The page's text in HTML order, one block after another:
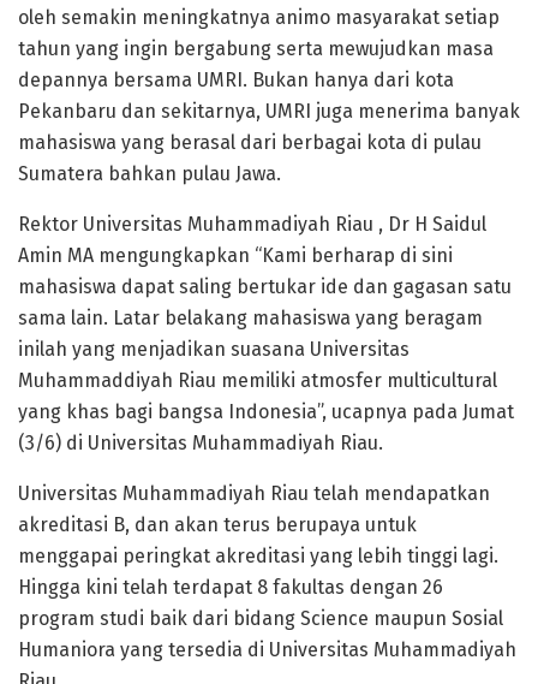
oleh semakin meningkatnya animo masyarakat setiap
tahun yang ingin bergabung serta mewujudkan masa
depannya bersama UMRI. Bukan hanya dari kota
Pekanbaru dan sekitarnya, UMRI juga menerima banyak
mahasiswa yang berasal dari berbagai kota di pulau
Sumatera bahkan pulau Jawa.
Rektor Universitas Muhammadiyah Riau , Dr H Saidul
Amin MA mengungkapkan “Kami berharap di sini
mahasiswa dapat saling bertukar ide dan gagasan satu
sama lain. Latar belakang mahasiswa yang beragam
inilah yang menjadikan suasana Universitas
Muhammaddiyah Riau memiliki atmosfer multicultural
yang khas bagi bangsa Indonesia”, ucapnya pada Jumat
(3/6) di Universitas Muhammadiyah Riau.
Universitas Muhammadiyah Riau telah mendapatkan
akreditasi B, dan akan terus berupaya untuk
menggapai peringkat akreditasi yang lebih tinggi lagi.
Hingga kini telah terdapat 8 fakultas dengan 26
program studi baik dari bidang Science maupun Sosial
Humaniora yang tersedia di Universitas Muhammadiyah